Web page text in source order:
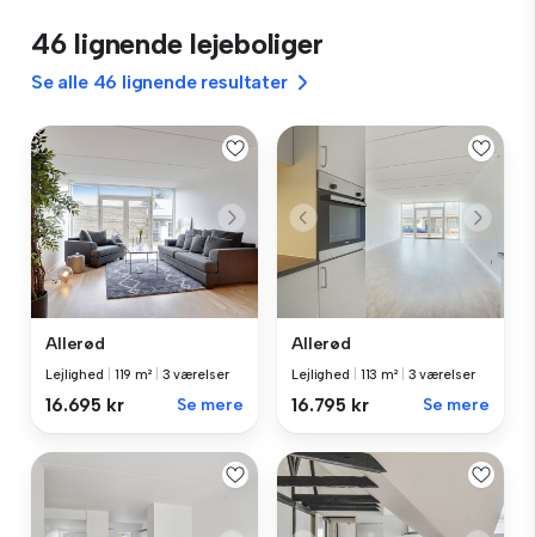
46 lignende lejeboliger
Se alle 46 lignende resultater
Allerød
Lejlighed 119 m² 3 værelser
16.695 kr Se mere
Allerød
Lejlighed 113 m² 3 værelser
16.795 kr Se mere